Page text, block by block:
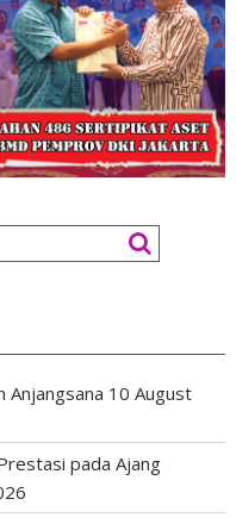
Anjangsana 10 August
pada Ajang